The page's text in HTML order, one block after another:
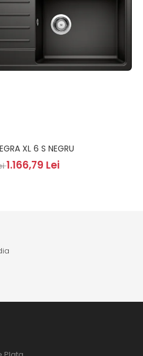
XL 6 S NEGRU
1.166,79 Lei